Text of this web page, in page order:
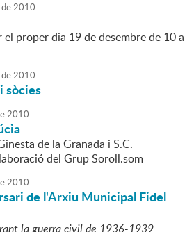
de2010
proper dia 19 de desembre de 10 a
de2010
sòcies
2010
de la Granada i S.C.
del Grup Soroll.som
2010
de l'Arxiu Municipal Fidel
la guerra civil de 1936-1939